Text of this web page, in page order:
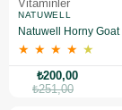
Vitaminler
NATUWELL
★ ★ ★ ★ ★
₺200,00
₺251,00